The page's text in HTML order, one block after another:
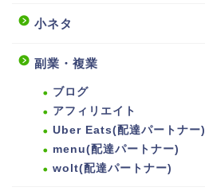
小ネタ
副業・複業
ブログ
アフィリエイト
Uber Eats(配達パートナー)
menu(配達パートナー)
wolt(配達パートナー)